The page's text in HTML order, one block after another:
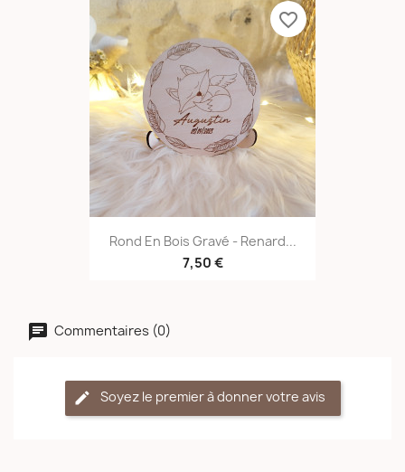
Rond En Bois Gravé - Renard...
7,50 €
favorite_border
Commentaires (0)
Soyez le premier à donner votre avis